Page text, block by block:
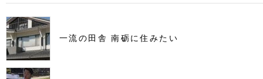
一流の田舎 南砺に住みたい